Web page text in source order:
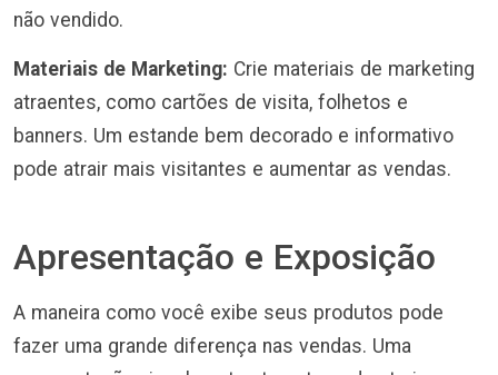
não vendido.
Materiais de Marketing: Crie materiais de marketing
atraentes, como cartões de visita, folhetos e
banners. Um estande bem decorado e informativo
pode atrair mais visitantes e aumentar as vendas.
Apresentação e Exposição
A maneira como você exibe seus produtos pode
fazer uma grande diferença nas vendas. Uma